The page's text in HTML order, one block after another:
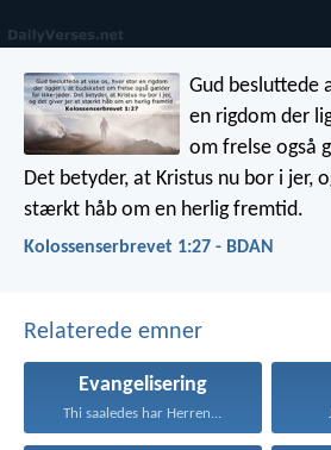
Gud besluttede
en rigdom der
om frelse også
Det betyder, at Kristus nu bor i jer,
stærkt håb om en herlig fremtid.
Kolossenserbrevet 1:27 - BDAN
Relaterede emner
Evangelisering
Thi saaledes har Herren...